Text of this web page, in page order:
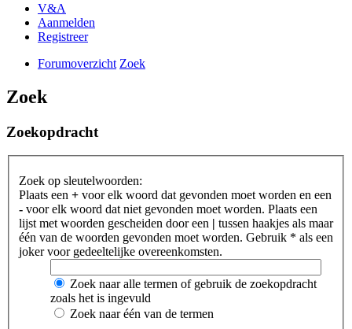
V&A
Aanmelden
Registreer
Forumoverzicht Zoek
Zoek
Zoekopdracht
Zoek op sleutelwoorden:
Plaats een + voor elk woord dat gevonden moet worden en een
- voor elk woord dat niet gevonden moet worden. Plaats een
lijst met woorden gescheiden door een | tussen haakjes als maar
één van de woorden gevonden moet worden. Gebruik * als een
joker voor gedeeltelijke overeenkomsten.
Zoek naar alle termen of gebruik de zoekopdracht
zoals het is ingevuld
Zoek naar één van de termen